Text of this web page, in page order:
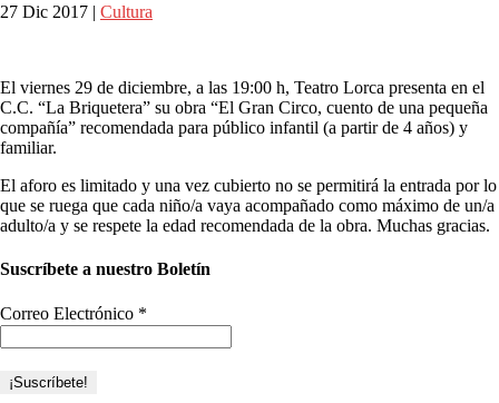
27 Dic 2017 | Cultura
El viernes 29 de diciembre, a las 19:00 h, Teatro Lorca presenta en el
C.C. “La Briquetera” su obra “El Gran Circo, cuento de una pequeña
compañía” recomendada para público infantil (a partir de 4 años) y
familiar.
El aforo es limitado y una vez cubierto no se permitirá la entrada por lo
que se ruega que cada niño/a vaya acompañado como máximo de un/a
adulto/a y se respete la edad recomendada de la obra. Muchas gracias.
Suscríbete a nuestro Boletín
Correo Electrónico *